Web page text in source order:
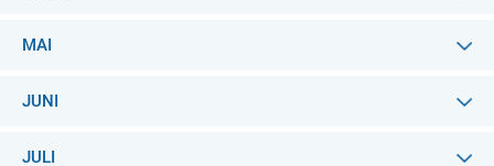
MAI
JUNI
JULI